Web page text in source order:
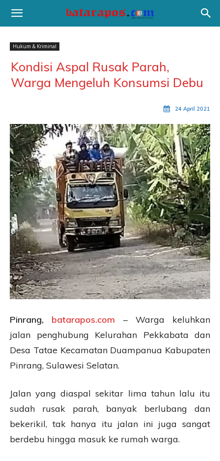
Hukum & Kriminal
Kondisi Aspal Rusak Parah,
Warga Mengeluh Konsumsi Debu
24 April 2021
Pinrang, batarapos.com – Warga keluhkan
jalan penghubung Kelurahan Pekkabata dan
Desa Tatae Kecamatan Duampanua Kabupaten
Pinrang, Sulawesi Selatan.
Jalan yang diaspal sekitar lima tahun lalu itu
sudah rusak parah, banyak berlubang dan
bekerikil, tak hanya itu jalan ini juga sangat
berdebu hingga masuk ke rumah warga.